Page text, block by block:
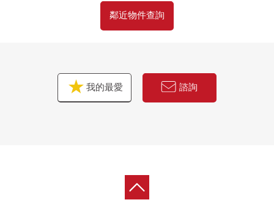
鄰近物件查詢
我的最愛 諮詢